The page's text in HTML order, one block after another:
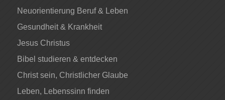
Neuorientierung Beruf & Leben
Gesundheit & Krankheit
Jesus Christus
Bibel studieren & entdecken
Christ sein, Christlicher Glaube
Leben, Lebenssinn finden